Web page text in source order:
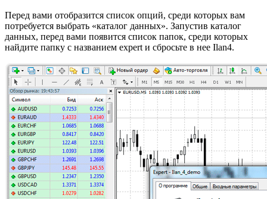
Перед вами отобразится список опций, среди которых вам
потребуется выбрать «каталог данных». Запустив каталог
данных, перед вами появится список папок, среди которых
найдите папку с названием expert и сбросьте в нее Ilan4.